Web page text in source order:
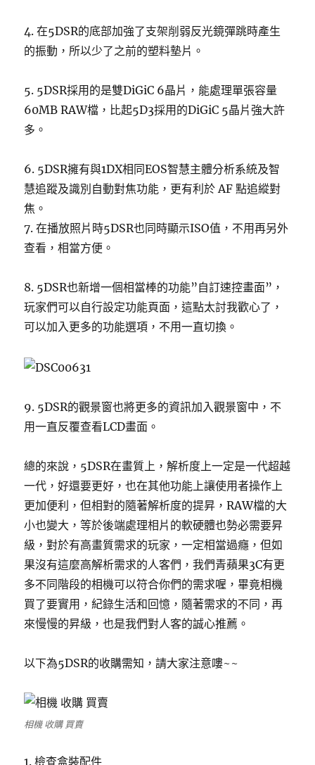
4. 在5DSR的底部加強了支架削弱反光鏡彈跳時產生
的振動，所以少了之前的塑料墊片。
5. 5DSR採用的是雙DiGiC 6晶片，能處理單張容量
60MB RAW檔，比起5D3採用的DiGiC 5晶片強大許
多。
6. 5DSR擁有與1DX相同EOS智慧主體分析系統及智
慧追蹤及識別自動對焦功能，更有利於 AF 點追縱對
焦。
7. 在播放照片時5DSR也同時顯示ISO值，不用再另外
查看，相當方便。
8. 5DSR也新增一個相當棒的功能”自訂速控畫面”，
玩家們可以自行設定功能頁面，這點太討我歡心了，
可以加入更多的功能選項，不用一直切換。
9. 5DSR的觀景窗也將更多的資訊加入觀景窗中，不
用一直反覆查看LCD畫面。
總的來說，5DSR在畫質上，解析度上一定是一代超越
一代，好還要更好，也在其他功能上讓使用者操作上
更加便利，但相對的隨著解析度的提昇，RAW檔的大
小也變大，等於後端處理相片的軟硬體也勢必需要昇
級，對於有高畫質需求的玩家，一定相當過癮，但如
果沒有這麼高解析需求的人客們，我們青蘋果3C有更
多不同階段的相機可以符合你們的需求喔，畢竟相機
買了要實用，紀錄生活和回憶，隨著需求的不同，再
來慢慢的昇級，也是我們對人客的誠心推薦。
以下為5DSR的收購需知，請大家注意嘍~~
相機 收購 買賣
1. 檢查盒裝配件